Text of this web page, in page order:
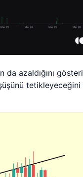
da azaldığını
tetikleyeceğini